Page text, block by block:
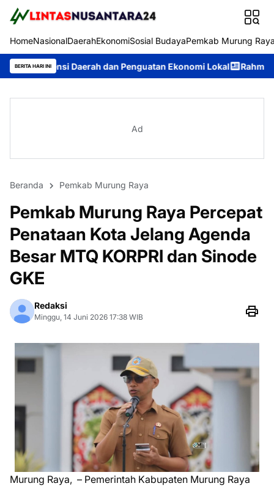
HomeNasionalDaerahEkonomiSosial BudayaPemkab Murung
BERITA HARI INIdan Penguatan Ekonomi Lokal Rahmanto Muhidin
Ad
Beranda Pemkab Murung Raya
Pemkab Murung Raya Percepat
Penataan Kota Jelang Agenda
Besar MTQ KORPRI dan Sinode
GKE
Redaksi
Minggu, 14 Juni 2026 17:38 WIB
Murung Raya, – Pemerintah Kabupaten Murung Raya